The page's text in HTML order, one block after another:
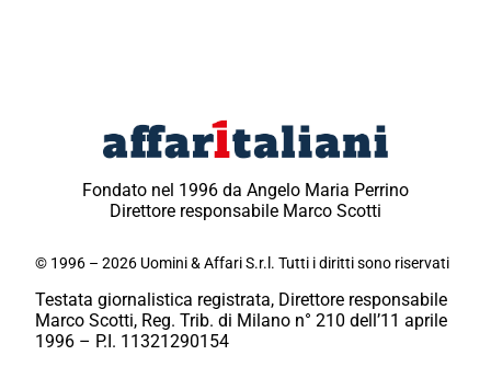
Fondato nel 1996 da Angelo Maria Perrino
Direttore responsabile Marco Scotti
© 1996 – 2026 Uomini & Affari S.r.l. Tutti i diritti sono riservati
Testata giornalistica registrata, Direttore responsabile
Marco Scotti, Reg. Trib. di Milano n° 210 dell’11 aprile
1996 – P.I. 11321290154